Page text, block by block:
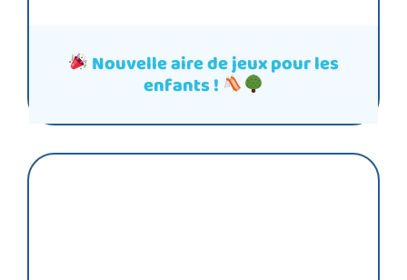
Nouvelle aire de jeux pour les
enfants !